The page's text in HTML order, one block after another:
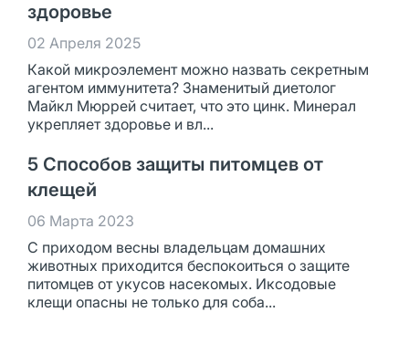
здоровье
02 Апреля 2025
Какой микроэлемент можно назвать секретным
агентом иммунитета? Знаменитый диетолог
Майкл Мюррей считает, что это цинк. Минерал
укрепляет здоровье и вл...
5 Способов защиты питомцев от
клещей
06 Марта 2023
С приходом весны владельцам домашних
животных приходится беспокоиться о защите
питомцев от укусов насекомых. Иксодовые
клещи опасны не только для соба...